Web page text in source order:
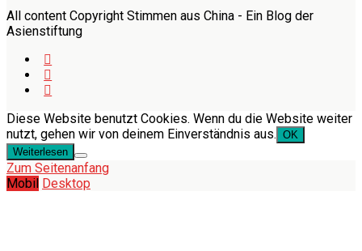
All content Copyright Stimmen aus China - Ein Blog der
Asienstiftung
Diese Website benutzt Cookies. Wenn du die Website weiter
nutzt, gehen wir von deinem Einverständnis aus. OK
Weiterlesen
Zum Seitenanfang
Mobil Desktop